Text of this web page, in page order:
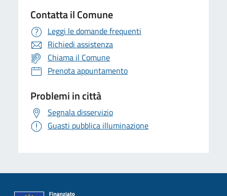
Contatta il Comune
Leggi le domande frequenti
Richiedi assistenza
Chiama il Comune
Prenota appuntamento
Problemi in città
Segnala disservizio
Guasti pubblica illuminazione